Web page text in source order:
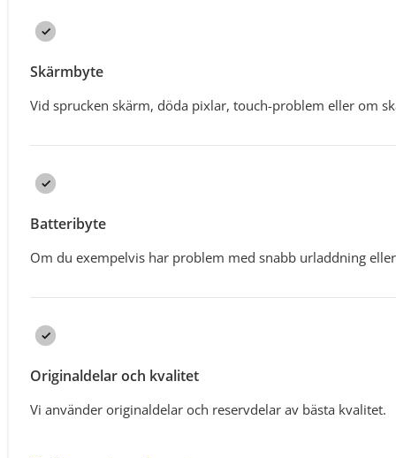
Skärmbyte
Vid sprucken skärm, döda pixlar, touch-problem eller om
Batteribyte
Om du exempelvis har problem med snabb urladdning
Originaldelar och kvalitet
Vi använder originaldelar och reservdelar av bästa kvalitet.